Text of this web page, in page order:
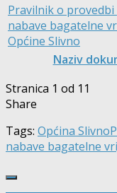
Naziv
Pravilnik o
nabave bagatelne
Općine Slivno
Stranica 1 od 1 1
Share
Tags: Općina Slivno
nabave bagatelne